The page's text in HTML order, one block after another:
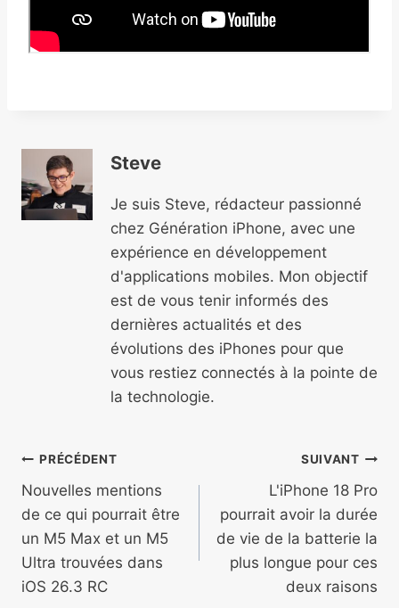
Steve
Je suis Steve, rédacteur passionné
chez Génération iPhone, avec une
expérience en développement
d'applications mobiles. Mon objectif
est de vous tenir informés des
dernières actualités et des
évolutions des iPhones pour que
vous restiez connectés à la pointe de
la technologie.
Navigation
de
l’article
PRÉCÉDENT
Nouvelles mentions
de ce qui pourrait être
un M5 Max et un M5
Ultra trouvées dans
iOS 26.3 RC
SUIVANT
L'iPhone 18 Pro
pourrait avoir la durée
de vie de la batterie la
plus longue pour ces
deux raisons